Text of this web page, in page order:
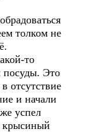
толком не
то
посуды. Это
отсутствие
и начали
успел
крысиный